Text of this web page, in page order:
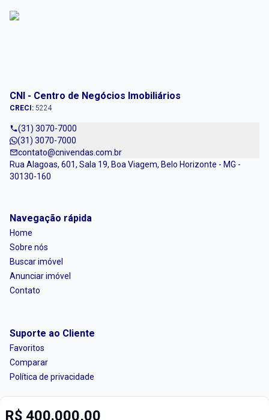
R$ 400.000,00
CNI - Centro de Negócios Imobiliários
CRECI: 5224
(31) 3070-7000
(31) 3070-7000
contato@cnivendas.com.br
Rua Alagoas, 601, Sala 19, Boa Viagem, Belo Horizonte - MG -
30130-160
Navegação rápida
Home
Sobre nós
Buscar imóvel
Anunciar imóvel
Contato
Suporte ao Cliente
Favoritos
Comparar
Política de privacidade